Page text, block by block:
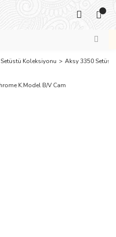
Setüstü Koleksiyonu Aksy 3350